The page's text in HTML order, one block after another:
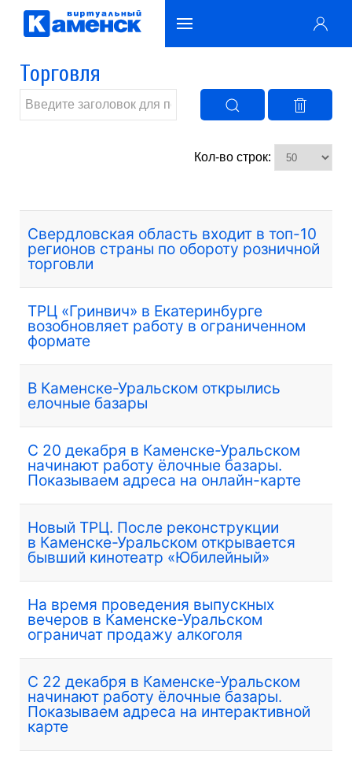
Торговля
Кол-во строк:
Свердловская область входит в топ-10
регионов страны по обороту розничной
торговли
ТРЦ «Гринвич» в Екатеринбурге
возобновляет работу в ограниченном
формате
В Каменске-Уральском открылись
елочные базары
С 20 декабря в Каменске-Уральском
начинают работу ёлочные базары.
Показываем адреса на онлайн-карте
Новый ТРЦ. После реконструкции
в Каменске-Уральском открывается
бывший кинотеатр «Юбилейный»
На время проведения выпускных
вечеров в Каменске-Уральском
ограничат продажу алкоголя
С 22 декабря в Каменске-Уральском
начинают работу ёлочные базары.
Показываем адреса на интерактивной
карте